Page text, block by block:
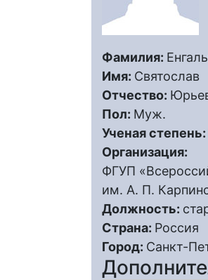
Фамилия:
Имя: Святослав
Отчество:
Пол: Муж.
Ученая степень:
Организация:
ФГУП
им. А. П.
Должность:
Страна: Россия
Город: Санкт-